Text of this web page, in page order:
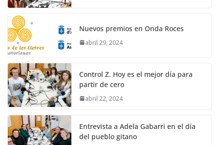
Nuevos premios en Onda Roces
abril 29, 2024
Control Z. Hoy es el mejor día para
partir de cero
abril 22, 2024
Entrevista a Adela Gabarri en el día
del pueblo gitano